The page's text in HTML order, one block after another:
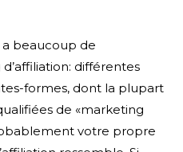
a beaucoup de
différentes
formes, dont la plupart
de «marketing
votre propre